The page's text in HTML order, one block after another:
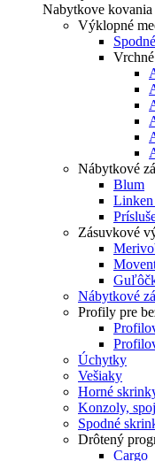
Nabytkove kovania
Výklopné
Spodné
Vrchné
Nábytkové
Blum
Linken
Zásuvkové
Nábytkové
Profily pre
Úchytky
Vešiaky
Horné
Konzoly,
Spodné
Drôtený
Cargo